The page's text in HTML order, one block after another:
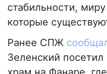
стабильности,
которые
Ранее СПЖ
Зеленский посетил